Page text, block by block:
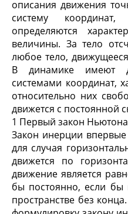
описания движения
систему координат,
определяются
величины. За тело
любое тело,
В динамике имеют
системами координат,
относительно них
движется с постоянной
1 Первый закон
Закон инерции
для случая
движется по
движение является
бы постоянно, если бы
пространстве без